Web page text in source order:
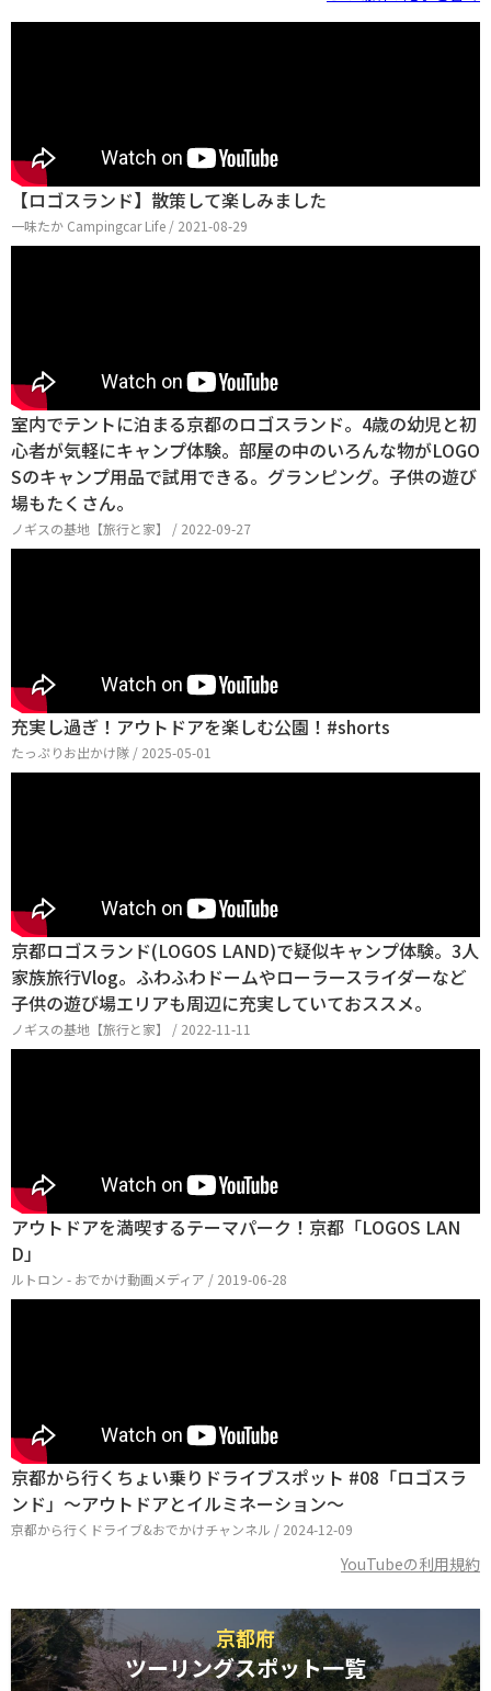
【ロゴスランド】散策して楽しみました
一味たか Campingcar Life / 2021-08-29
室内でテントに泊まる京都のロゴスランド。4歳の幼児と初
心者が気軽にキャンプ体験。部屋の中のいろんな物がLOGO
Sのキャンプ用品で試用できる。グランピング。子供の遊び
場もたくさん。
ノギスの基地【旅行と家】 / 2022-09-27
充実し過ぎ！アウトドアを楽しむ公園！#shorts
たっぷりお出かけ隊 / 2025-05-01
京都ロゴスランド(LOGOS LAND)で疑似キャンプ体験。3人
家族旅行Vlog。ふわふわドームやローラースライダーなど
子供の遊び場エリアも周辺に充実していておススメ。
ノギスの基地【旅行と家】 / 2022-11-11
アウトドアを満喫するテーマパーク！京都「LOGOS LAN
D」
ルトロン - おでかけ動画メディア / 2019-06-28
京都から行くちょい乗りドライブスポット #08「ロゴスラ
ンド」～アウトドアとイルミネーション～
京都から行くドライブ&おでかけチャンネル / 2024-12-09
YouTubeの利用規約
京都府
ツーリングスポット一覧